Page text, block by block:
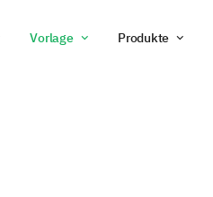
Vorlage Produkte